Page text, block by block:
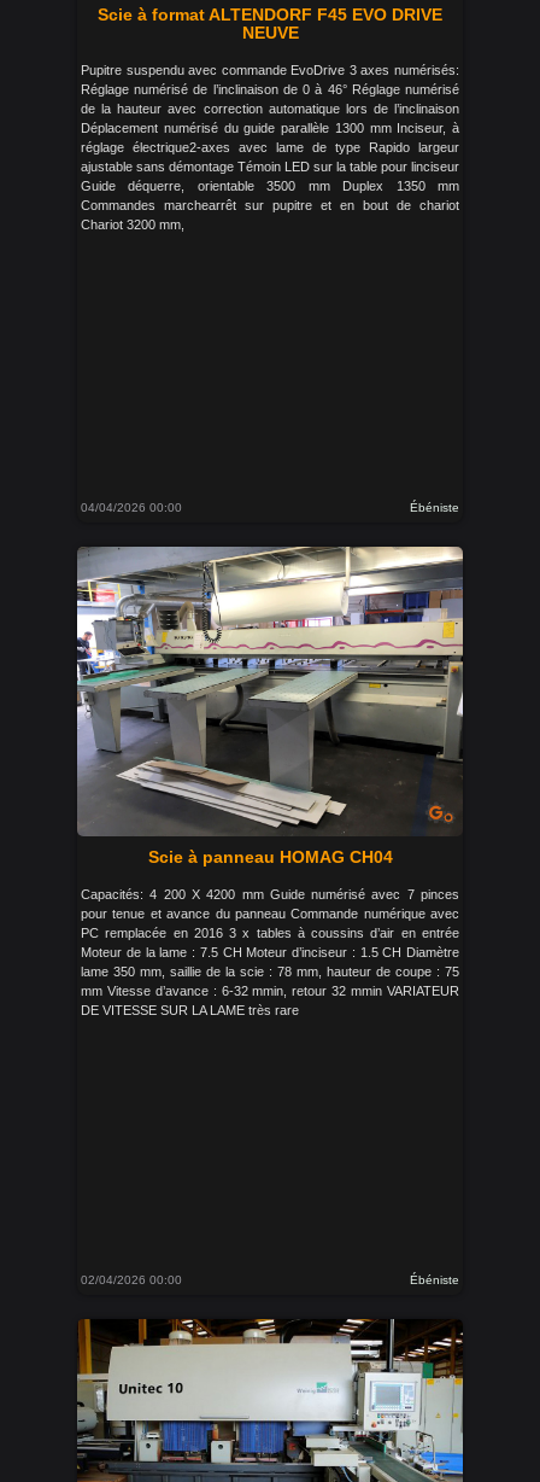
Scie à format ALTENDORF F45 EVO DRIVE
NEUVE
Pupitre suspendu avec commande EvoDrive 3 axes numérisés:
Réglage numérisé de l’inclinaison de 0 à 46° Réglage numérisé
de la hauteur avec correction automatique lors de l’inclinaison
Déplacement numérisé du guide parallèle 1300 mm Inciseur, à
réglage électrique2-axes avec lame de type Rapido largeur
ajustable sans démontage Témoin LED sur la table pour linciseur
Guide déquerre, orientable 3500 mm Duplex 1350 mm
Commandes marchearrêt sur pupitre et en bout de chariot
Chariot 3200 mm,
04/04/2026 00:00 Ébéniste
Scie à panneau HOMAG CH04
Capacités: 4 200 X 4200 mm Guide numérisé avec 7 pinces
pour tenue et avance du panneau Commande numérique avec
PC remplacée en 2016 3 x tables à coussins d’air en entrée
Moteur de la lame : 7.5 CH Moteur d’inciseur : 1.5 CH Diamètre
lame 350 mm, saillie de la scie : 78 mm, hauteur de coupe : 75
mm Vitesse d’avance : 6-32 mmin, retour 32 mmin VARIATEUR
DE VITESSE SUR LA LAME très rare
02/04/2026 00:00 Ébéniste